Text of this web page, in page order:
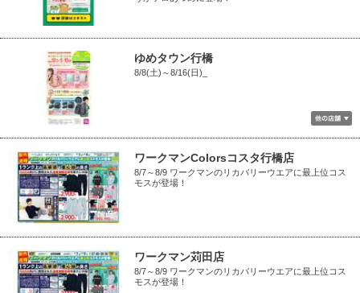
ゆめタウン行橋
8/8(土)～8/16(日)_
ワークマンColorsコスタ行橋店
8/7～8/9 ワークマンのリカバリーウエアに最上位コス
モスが登場！
ワークマン苅田店
8/7～8/9 ワークマンのリカバリーウエアに最上位コス
モスが登場！